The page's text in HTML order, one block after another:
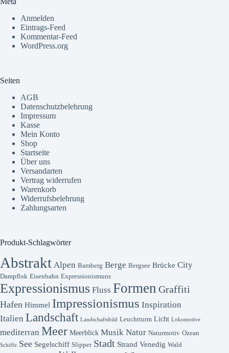
Anmelden
Eintrags-Feed
Kommentar-Feed
WordPress.org
Seiten
AGB
Datenschutzbelehrung
Impressum
Kasse
Mein Konto
Shop
Startseite
Über uns
Versandarten
Vertrag widerrufen
Warenkorb
Widerrufsbelehrung
Zahlungsarten
Produkt-Schlagwörter
Abstrakt Alpen Bamberg Berge Bergsee Brücke City
Dampflok Eisenbahn Expressionismuns
Expressionismus Fluss Formen Graffiti
Hafen Himmel Impressionismus Inspiration
Italien Landschaft Landschaftsbild Leuchtturm Licht Lokomotive
mediterran Meer Meerblick Musik Natur Naturmotiv Ozean
Schiffe See Segelschiff Slipper Stadt Strand Venedig Wald